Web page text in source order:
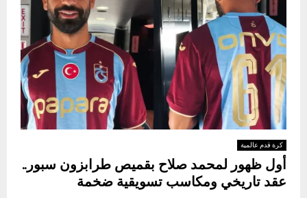
كرة قدم عالمية
أول ظهور لمحمد صلاح بقميص طرابزون سبور..
عقد تاريخي ومكاسب تسويقية ضخمة